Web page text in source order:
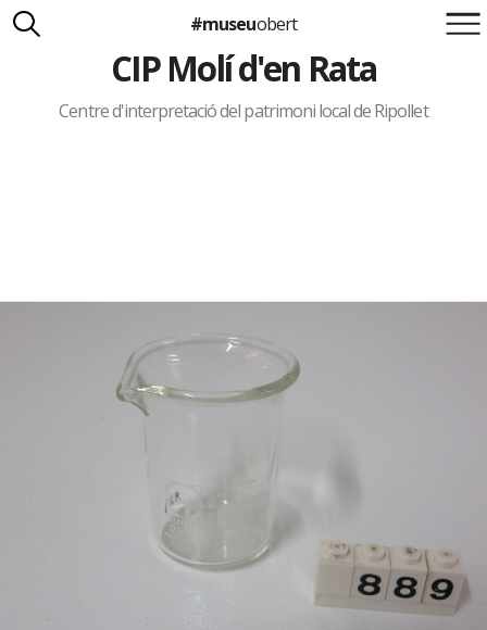
Suma't a la iniciativa
Carlota Royo
Francesca Barcellona
#museuobert
CIP Molí d'en Rata
Centre d'interpretació del patrimoni local de Ripollet